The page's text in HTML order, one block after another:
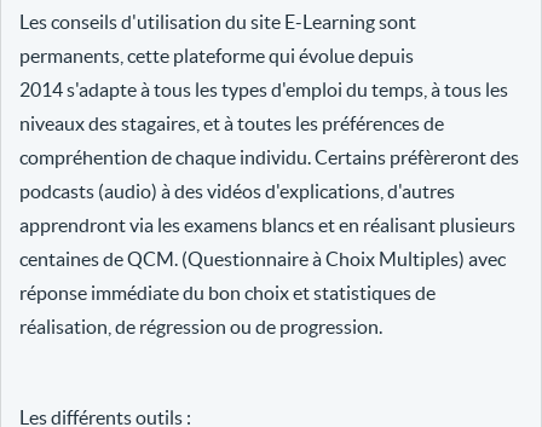
Les conseils d'utilisation du site E-Learning sont
permanents, cette plateforme qui évolue depuis
2014 s'adapte à tous les types d'emploi du temps, à tous les
niveaux des stagaires, et à toutes les préférences de
compréhention de chaque individu. Certains préfèreront des
podcasts (audio) à des vidéos d'explications, d'autres
apprendront via les examens blancs et en réalisant plusieurs
centaines de QCM. (Questionnaire à Choix Multiples) avec
réponse immédiate du bon choix et statistiques de
réalisation, de régression ou de progression.
Les différents outils :